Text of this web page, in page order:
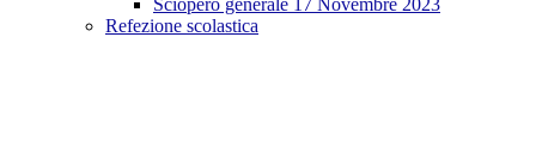
Sciopero generale 17 Novembre 2023
Refezione scolastica